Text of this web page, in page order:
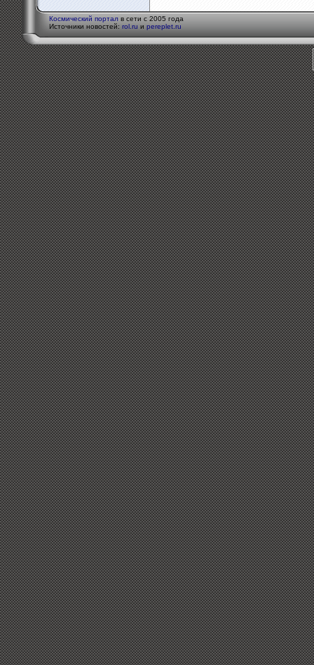
Космический портал в сети с 2005 года
Источники новостей: rol.ru и pereplet.ru